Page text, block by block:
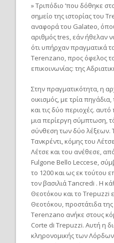
» Τριπόδιο ‘που δόθηκε
σημείο της ιστορίας του
αναφορά του Galateo,
αριθμός tres, εάν ήθελαν
ότι υπήρχαν πραγματικά
Terenzano, προς όφελος
επικοινωνίας: της
Στην πραγματικότητα, η
οικισμός, με τρία
και τις δύο περιοχές.
μια περίεργη σύμπτωση,
σύνθεση των δύο λέξεων.
Τανκρέντι, κόμης του
Λέτσε και του ανέθεσε,
Fulgone Bello Leccese,
το 1200 και ως εκ τούτου
τον βασιλιά Tancredi . Η
Θεοτόκου και το Trepuzzi
Θεοτόκου, προστάτιδα
Terenzano ανήκε στους
Corte di Trepuzzi. Αυτή η
κληρονομικής των